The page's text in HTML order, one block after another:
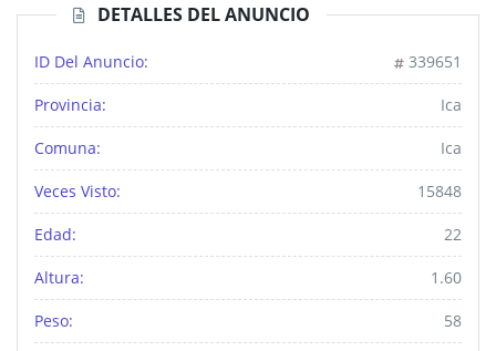
DETALLES DEL ANUNCIO
ID Del Anuncio: 339651
Provincia: Ica
Comuna: Ica
Veces Visto: 15848
Edad: 22
Altura: 1.60
Peso: 58